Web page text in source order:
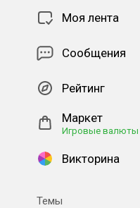
Моя лента
Сообщения
Рейтинг
Маркет
Игровые валюты
Викторина
Темы